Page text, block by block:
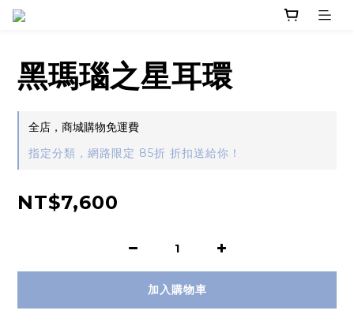
黑瑪瑙之星耳環
全店，商城購物免運費
指定分類，網路限定 85折 折扣送給你！
NT$7,600
加入購物車